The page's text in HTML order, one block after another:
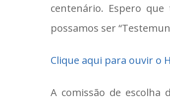
centenário. Espero
possamos ser
Clique aqui para ouvir o
A comissão de escolha